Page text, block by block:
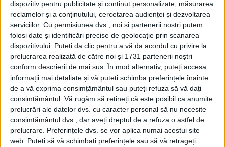
dispozitiv pentru publicitate și conținut personalizate, măsurarea
reclamelor și a conținutului, cercetarea audienței și dezvoltarea
serviciilor. Cu permisiunea dvs., noi și partenerii noștri putem
folosi date și identificări precise de geolocație prin scanarea
dispozitivului. Puteți da clic pentru a vă da acordul cu privire la
prelucrarea realizată de către noi și 1731 partenerii noștri
conform descrierii de mai sus. În mod alternativ, puteți accesa
informații mai detaliate și vă puteți schimba preferințele înainte
de a vă exprima consimțământul sau puteți refuza să vă dați
consimțământul. Vă rugăm să rețineți că este posibil ca anumite
prelucrări ale datelor dvs. cu caracter personal să nu necesite
consimțământul dvs., dar aveți dreptul de a refuza o astfel de
prelucrare. Preferințele dvs. se vor aplica numai acestui site
web. Puteți să vă schimbați preferințele sau să vă retrageți
IANUARIE 2024
Considerați un „pericol pentru democrație”: Olanda,
acuzată că i-a spionat pe supraviețuitorii Holocaustului
Serviciile secrete ar fi monitorizat membrii Comitetului
olandez pentru Auschwitz și s-ar fi infiltrat la ședințele...